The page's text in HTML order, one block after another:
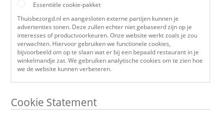
Essentiële cookie-pakket
Thuisbezorgd.nl en aangesloten externe partijen kunnen je
advertenties tonen. Deze zullen echter niet gebaseerd zijn op je
interesses of productvoorkeuren. Onze website werkt zoals je zou
verwachten. Hiervoor gebruiken we functionele cookies,
bijvoorbeeld om op te slaan wat er bij een bepaald restaurant in je
winkelmandje zat. We gebruiken analytische cookies om te zien hoe
we de website kunnen verbeteren.
Cookie Statement